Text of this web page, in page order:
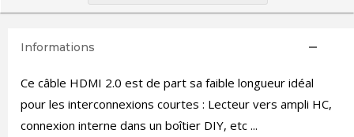
Informations
Ce câble HDMI 2.0 est de part sa faible longueur idéal
pour les interconnexions courtes : Lecteur vers ampli HC,
connexion interne dans un boîtier DIY, etc ...